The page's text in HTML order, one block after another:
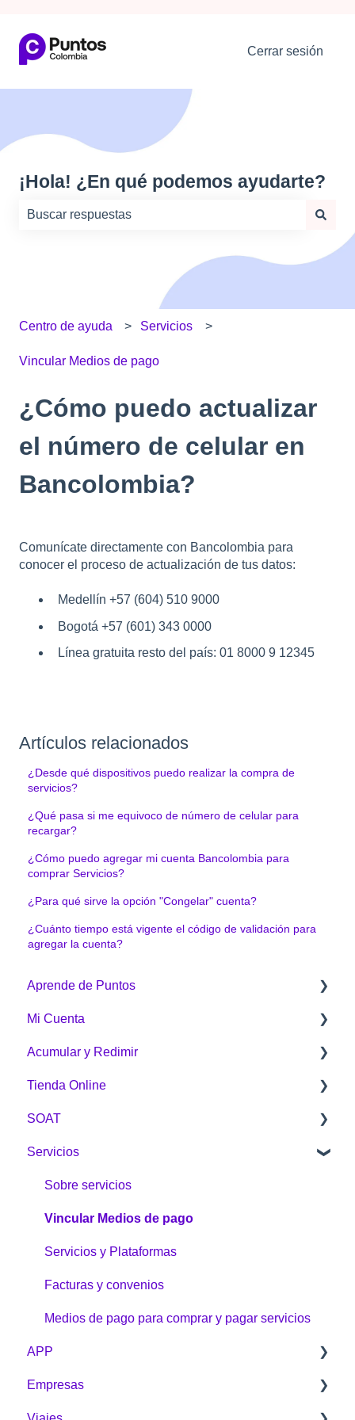
Cerrar sesión
¡Hola! ¿En qué podemos ayudarte?
No hay sugerencias porque el campo de búsqueda
Centro de ayuda Servicios
Vincular Medios de pago
¿Cómo puedo actualizar
el número de celular en
Bancolombia?
Comunícate directamente con Bancolombia para
conocer el proceso de actualización de tus datos:
Medellín +57 (604) 510 9000
Bogotá +57 (601) 343 0000
Línea gratuita resto del país: 01 8000 9 12345
Artículos relacionados
¿Desde qué dispositivos puedo realizar la compra de
servicios?
¿Qué pasa si me equivoco de número de celular para
recargar?
¿Cómo puedo agregar mi cuenta Bancolombia para
comprar Servicios?
¿Para qué sirve la opción "Congelar" cuenta?
¿Cuánto tiempo está vigente el código de validación para
agregar la cuenta?
Aprende de Puntos
¿Qué es Puntos Colombia?
¿Cómo funciona Puntos Colombia?
¿Cómo acumulo Puntos Colombia?
¿Cómo redimo Puntos Colombia?
Mi Cuenta
Generalidades
Acumular y Redimir
¿Cómo acumular?
¿Cómo redimo Puntos Colombia?
Botón Puntos Colombia
Tienda Online
Tienda Online
Sobre la Tienda Online
Compras
Envíos
Problemas e inquietudes
Garantías y devoluciones
¿Cómo comprar?
SOAT
General
Servicios
Sobre servicios
Vincular Medios de pago
Servicios y Plataformas
Facturas y convenios
Medios de pago para comprar y pagar servicios
APP
General
Empresas